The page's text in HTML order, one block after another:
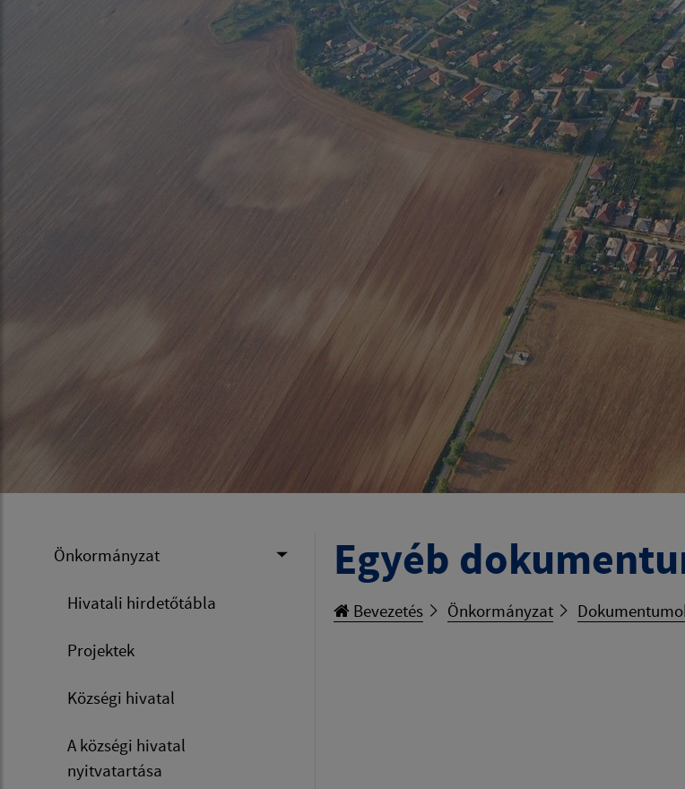
Önkormányzat
Hivatali hirdetőtábla
Projektek
Községi hivatal
A községi hivatal
nyitvatartása
Egyéb
Bevezetés Önkormányzat